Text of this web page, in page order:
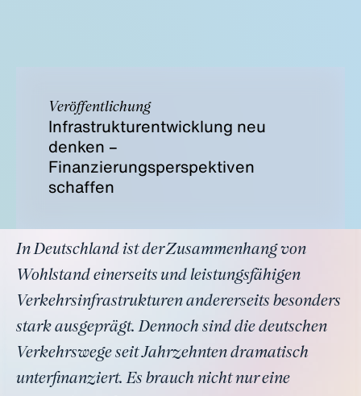
Veröffentlichung
Infrastrukturentwicklung neu
denken –
Finanzierungsperspektiven
schaffen
In Deutschland ist der Zusammenhang von
Wohlstand einerseits und leistungsfähigen
Verkehrsinfrastrukturen andererseits besonders
stark ausgeprägt. Dennoch sind die deutschen
Verkehrswege seit Jahrzehnten dramatisch
unterfinanziert. Es brauch nicht nur eine